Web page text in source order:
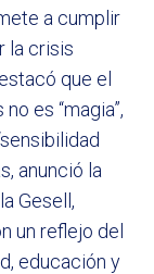
a cumplir
la crisis
que el
es “magia”,
anunció la
Gesell,
un reflejo del
educación y